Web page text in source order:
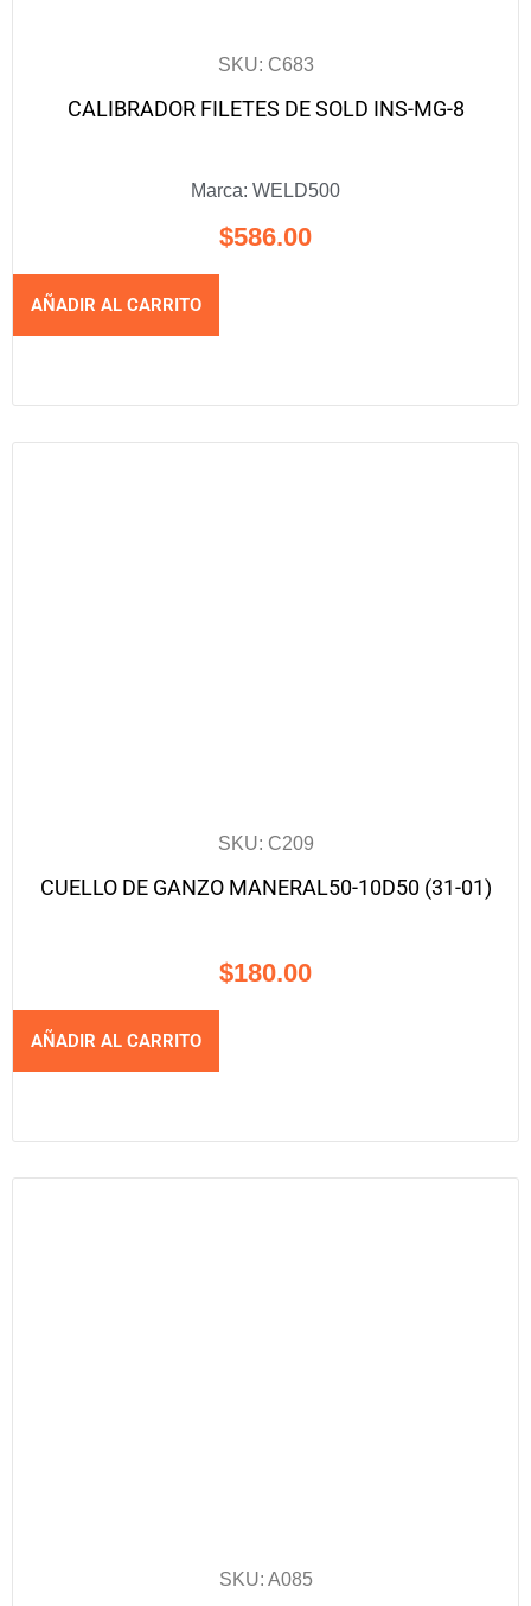
SKU: C683
CALIBRADOR FILETES DE SOLD INS-MG-8
Marca: WELD500
$586.00
AÑADIR AL CARRITO
SKU: C209
CUELLO DE GANZO MANERAL50-10D50 (31-01)
$180.00
AÑADIR AL CARRITO
SKU: A085